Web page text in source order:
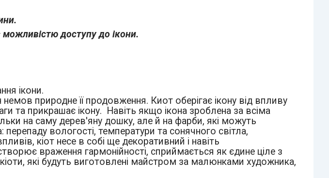
доступу до ікони.
ікони.
природне її продовження. Киот оберігає ікону від впливу
та прикрашає ікону. Навіть якщо ікона зроблена за всіма
на саму дерев'яну дошку, але й на фарби, які можуть
вологості, температури та сонячного світла,
кіот несе в собі ще декоративний і навіть
враження гармонійності, сприймається як єдине ціле з
які будуть виготовлені майстром за малюнками художника,